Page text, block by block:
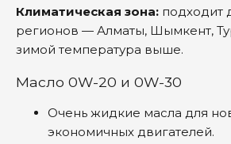
Климатическая зона: подходит
регионов — Алматы, Шымкент,
зимой температура выше.
Масло 0W-20 и 0W-30
Очень жидкие масла для
экономичных двигателей.